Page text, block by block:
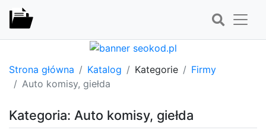
Strona główna Katalog Kategorie
Firmy
Auto komisy, giełda
Kategoria: Auto komisy, giełda